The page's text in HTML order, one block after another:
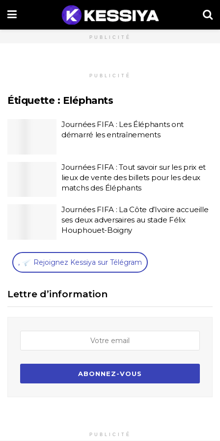
PUBLICITÉ
PUBLICITÉ
Étiquette : Eléphants
Journées FIFA : Les Éléphants ont
démarré les entraînements
Journées FIFA : Tout savoir sur les prix et
lieux de vente des billets pour les deux
matchs des Éléphants
Journées FIFA : La Côte d’Ivoire accueille
ses deux adversaires au stade Félix
Houphouet-Boigny
, Rejoignez Kessiya sur Télégram
Lettre d’information
PUBLICITÉ